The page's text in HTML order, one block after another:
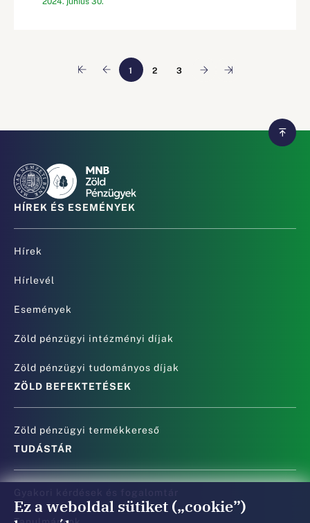
Ez a weboldal sütiket („cookie”)
1 2 3
HÍREK ÉS ESEMÉNYEK
Hírek
Hírlevél
Események
Zöld pénzügyi intézményi díjak
Zöld pénzügyi tudományos díjak
ZÖLD BEFEKTETÉSEK
Zöld pénzügyi termékkereső
TUDÁSTÁR